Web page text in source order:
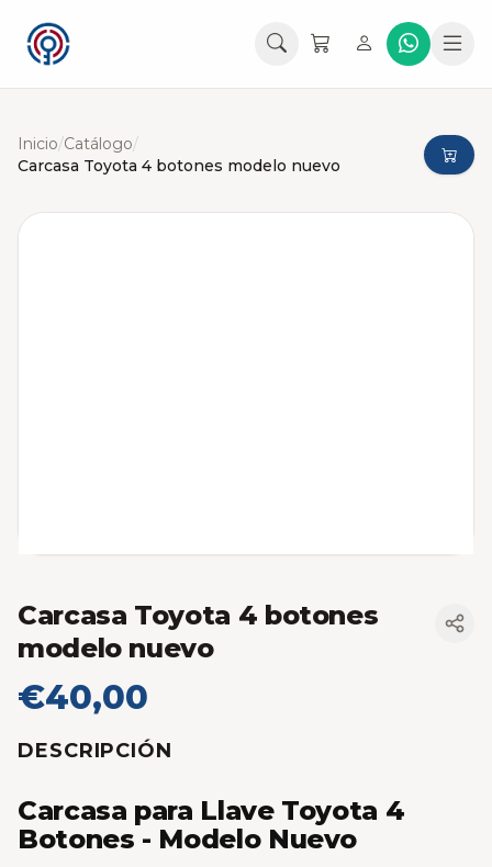
Inicio/Catálogo/
Carcasa Toyota 4 botones modelo nuevo
Carcasa Toyota 4 botones
modelo nuevo
€40,00
DESCRIPCIÓN
Carcasa para Llave Toyota 4
Botones - Modelo Nuevo